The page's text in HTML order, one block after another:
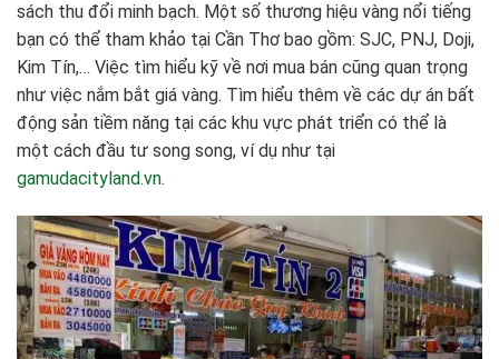
sách thu đổi minh bạch. Một số thương hiệu vàng nổi tiếng
bạn có thể tham khảo tại Cần Thơ bao gồm: SJC, PNJ, Doji,
Kim Tín,… Việc tìm hiểu kỹ về nơi mua bán cũng quan trọng
như việc nắm bắt giá vàng. Tìm hiểu thêm về các dự án bất
động sản tiềm năng tại các khu vực phát triển có thể là
một cách đầu tư song song, ví dụ như tại
gamudacityland.vn.